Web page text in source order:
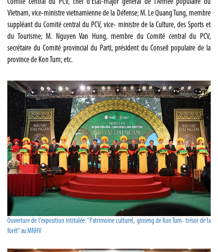
Comité central du PCV, chef d’État-major général de l’Armée populaire du
Vietnam, vice-ministre vietnamienne de la Défense; M. Le Quang Tung, membre
suppléant du Comité central du PCV, vice- ministre de la Culture, des Sports et
du Tourisme; M. Nguyen Van Hung, membre du Comité central du PCV,
secrétaire du Comité provincial du Parti, président du Conseil populaire de la
province de Kon Tum; etc.
Ouverture de l’exposition intitulée: “Patrimoine culturel, ginseng de Kon Tum- trésor de la
forêt” au MNHV